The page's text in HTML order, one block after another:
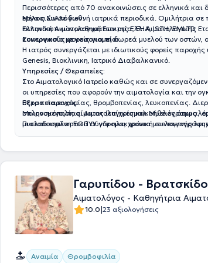
Περισσότερες από 70 ανακοινώσεις σε ελληνικά και
εργασιών σε διεθνή ιατρικά περιοδικά. Ομιλήτρια
εκπαιδευτικών μαθημάτων της Ελλ. Αιματολογικής
κοινωνικούς φορείς για τη δωρεά μυελού των οστών,
Μέλος Συλλόγων:
Ελληνική Αιματολογική Εταιρεία, EHA, ISTH, EMLTD
Συνεργασία με νοσοκομεία:
Η ιατρός συνεργάζεται με ιδιωτικούς φορείς
Genesis, Βιοκλινικη, Ιατρικό Διαβαλκανικό.
Υπηρεσίες / Θεραπείες:
Στο Αιματολογικό Ιατρείο καθώς και σε
οι υπηρεσίες που αφορούν την αιματολογία και την
θεραπεία αναιμίας, θρομβοπενίας, λευκοπενίας.
σπληνομεγαλίας. Αιματολογικές κακοήθειες όπως
μυελοδυσπλαστικά σύνδρομα, χρόνια μυελογενής
διαταραχές αιμοπεταλίων
Έξτρα παροχές:
Μικροσκόπηση αίματος (επίχρισμα). Μυελόγραμμα,
Πιστοποιημένη ΕΟΠΥΥ για ηλεκτρονική
Γαρυπίδου -
Αιματολόγος - Καθηγήτρια
10.0|23 αξιολογήσεις
Αναιμία Θρομβοφιλία